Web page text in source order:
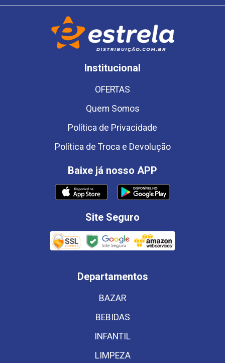
Institucional
OFERTAS
Quem Somos
Política de Privacidade
Política de Troca e Devolução
Baixe já nosso APP
Site Seguro
Departamentos
BAZAR
BEBIDAS
INFANTIL
LIMPEZA